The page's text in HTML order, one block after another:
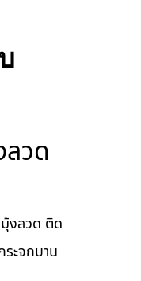
วด
งลวด ติด
ะจกบาน